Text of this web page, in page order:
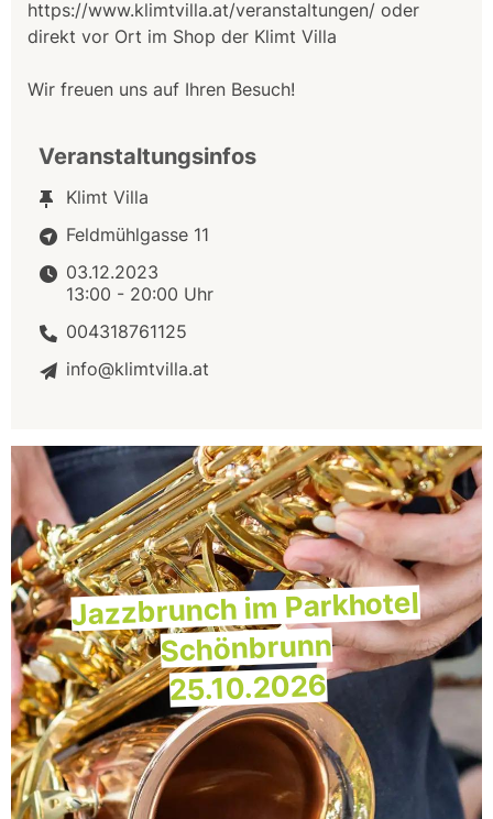
https://www.klimtvilla.at/veranstaltungen/ oder
direkt vor Ort im Shop der Klimt Villa
Wir freuen uns auf Ihren Besuch!
Veranstaltungsinfos
Klimt Villa
Feldmühlgasse 11
03.12.2023
13:00 - 20:00 Uhr
004318761125
info@klimtvilla.at
Jazzbrunch im Parkhotel
Schönbrunn
25.10.2026